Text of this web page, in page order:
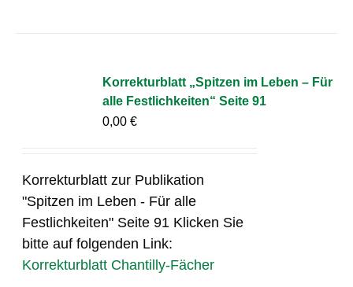
Korrekturblatt „Spitzen im Leben – Für
alle Festlichkeiten“ Seite 91
0,00€
Korrekturblatt zur Publikation
"Spitzen im Leben - Für alle
Festlichkeiten" Seite 91 Klicken Sie
bitte auf folgenden Link:
Korrekturblatt Chantilly-Fächer